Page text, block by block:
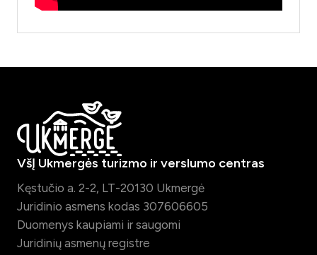
VšĮ Ukmergės turizmo ir verslumo centras
Kęstučio a. 2-2, LT-20130 Ukmergė
Juridinio asmens kodas 307606605
Duomenys kaupiami ir saugomi
Juridinių asmenų registre